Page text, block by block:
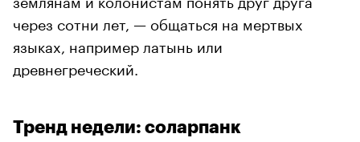
через сотни лет, — общаться на мертвых
языках, например латынь или
древнегреческий.
Тренд недели: соларпанк